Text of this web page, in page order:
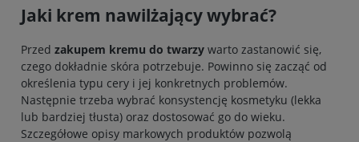
Jaki krem nawilżający wybrać?
Przed zakupem kremu do twarzy warto zastanowić się,
czego dokładnie skóra potrzebuje. Powinno się zacząć od
określenia typu cery i jej konkretnych problemów.
Następnie trzeba wybrać konsystencję kosmetyku (lekka
lub bardziej tłusta) oraz dostosować go do wieku.
Szczegółowe opisy markowych produktów pozwolą